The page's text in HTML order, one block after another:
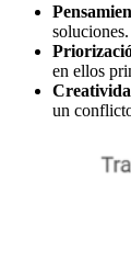
soluciones.
en ellos
un